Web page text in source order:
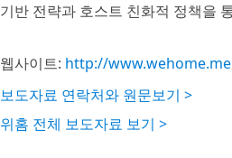
기반 전략과 호스트 친화적 정책을
웹사이트: http://www.wehome.me
보도자료 연락처와 원문보기 >
위홈 전체 보도자료 보기 >